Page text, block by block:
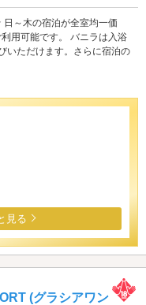
～木の宿泊が全室均一価
用可能です。 バニラは入浴
いただけます。さらに宿泊の
見る
(グラシアワン